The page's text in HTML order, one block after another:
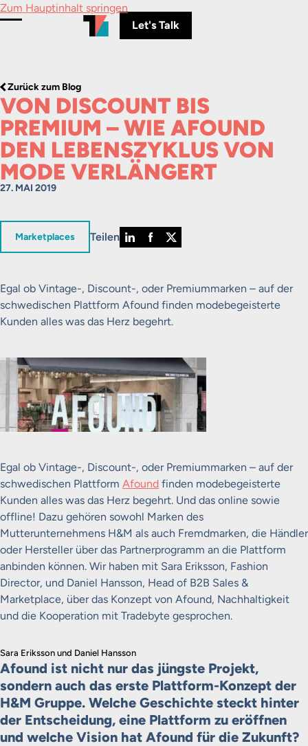
Zum Hauptinhalt springen
Menü umschalten
Let's Talk
Zurück zum Blog
VON DISCOUNT BIS
PREMIUM – WIE AFOUND
DEN LEBENSZYKLUS VON
MODE VERLÄNGERT
27. MAI 2019
in
Marketplaces Teilen
Egal ob Vintage-, Discount-, oder Premiummarken – auf der
schwedischen Plattform Afound finden modebegeisterte
Kunden alles was das Herz begehrt.
Egal ob Vintage-, Discount-, oder Premiummarken – auf der
schwedischen Plattform Afound finden modebegeisterte
Kunden alles was das Herz begehrt. Und das online sowie
offline! Dazu gehören sowohl Marken des
Mutterunternehmens H&M als auch Fremdmarken, die Händler
oder Hersteller über das Partnerprogramm an die Plattform
anbinden können. Wir haben mit Sara Eriksson, Fashion
Director, und Daniel Hansson, Head of B2B Sales &
Marketplace, über das Konzept von Afound, Nachhaltigkeit
und die Kooperation mit Tradebyte gesprochen.
Sara Eriksson und Daniel Hansson
Afound ist nicht nur das jüngste Projekt,
sondern auch das erste Plattform-Konzept der
H&M Gruppe. Welche Geschichte steckt hinter
der Entscheidung, eine Plattform zu eröffnen
und welche Vision hat Afound für die Zukunft?